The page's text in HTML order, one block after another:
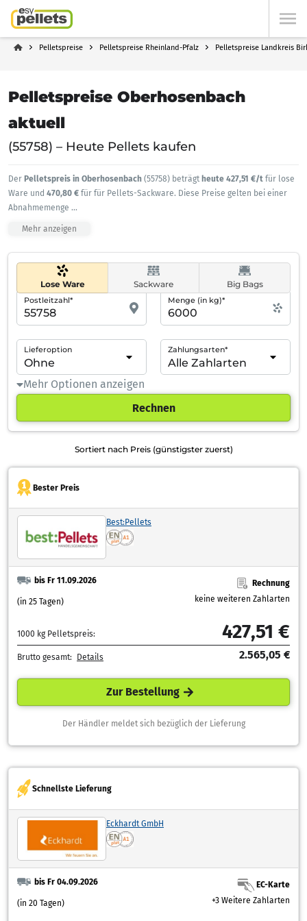
Pelletspreise Pelletspreise Rheinland-Pfalz Pelletspreise Landkreis
Pelletspreise Oberhosenbach
aktuell
(55758) – Heute Pellets kaufen
Der Pelletspreis in Oberhosenbach (55758) beträgt heute 427,51 €/t für lose
Ware und 470,80 € für für Pellets-Sackware. Diese Preise gelten bei einer
Abnahmemenge ...
Mehr anzeigen
Lose Ware Sackware Big Bags
Postleitzahl* Menge (in kg)*
Lieferoption Zahlungsarten*
Mehr Optionen anzeigen
Rechnen
Sortiert nach Preis (günstigster zuerst)
Bester Preis
Best:Pellets
bis Fr 11.09.2026
(in 25 Tagen)
Rechnung
keine weiteren Zahlarten
1000 kg Pelletspreis: 427,51 €
Brutto gesamt: Details 2.565,05 €
Zur Bestellung
Der Händler meldet sich bezüglich der Lieferung
Schnellste Lieferung
Eckhardt GmbH
bis Fr 04.09.2026
(in 20 Tagen)
EC-Karte
+3 Weitere Zahlarten